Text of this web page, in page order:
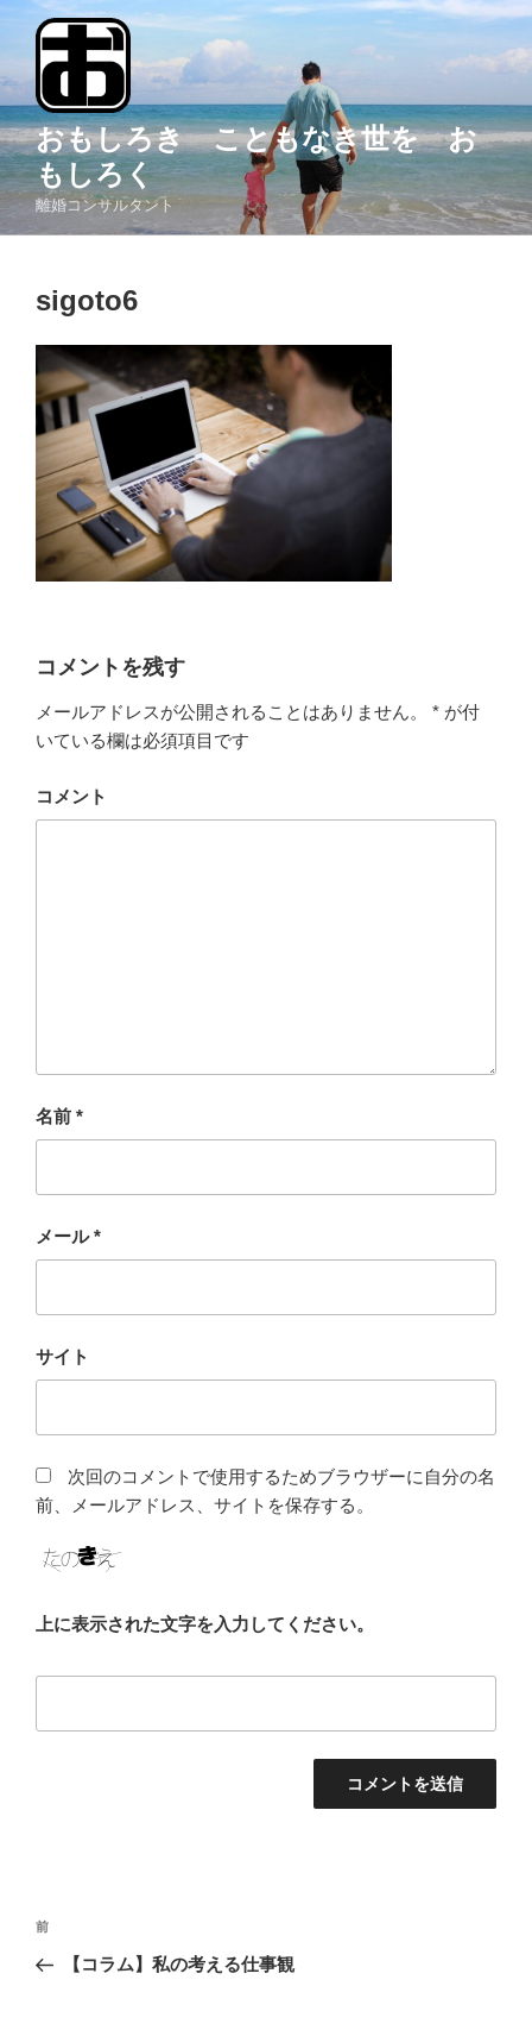
ン
ツ
へ
ス
キ
ッ
おもしろき こともなき世を お
もしろく
離婚コンサルタント
sigoto6
コメントを残す
メールアドレスが公開されることはありません。 * が付
いている欄は必須項目です
コメント
名前 *
メール*
サイト
次回のコメントで使用するためブラウザーに自分の名
前、メールアドレス、サイトを保存する。
上に表示された文字を入力してください。
投
前
の
前
【コラム】私の考える仕事観